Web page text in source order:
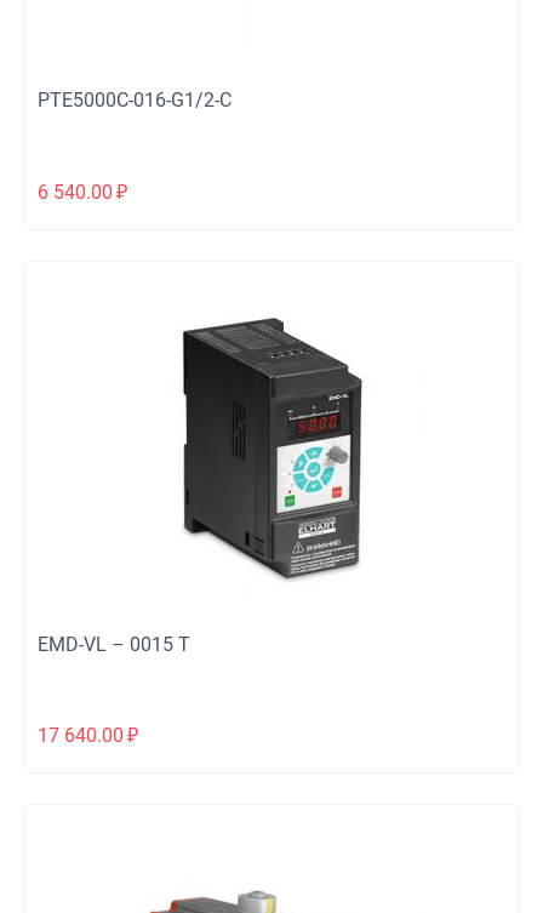
PTE5000C-016-G1/2-C
6 540.00 ₽
EMD-VL – 0015 T
17 640.00 ₽